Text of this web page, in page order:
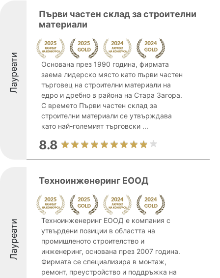
Лауреати
Първи частен склад за строителни
материали
Основана през 1990 година, фирмата
заема лидерско място като първи частен
търговец на строителни материали на
едро и дребно в района на Стара Загора.
С времето Първи частен склад за
строителни материали се утвърждава
като най-големият търговски ...
8.8
Лауреати
Техноинженеринг ЕООД
Техноинженеринг ЕООД е компания с
утвърдени позиции в областта на
промишленото строителство и
инженеринг, основана през 2007 година.
Фирмата се специализира в монтаж,
ремонт, преустройство и поддръжка на